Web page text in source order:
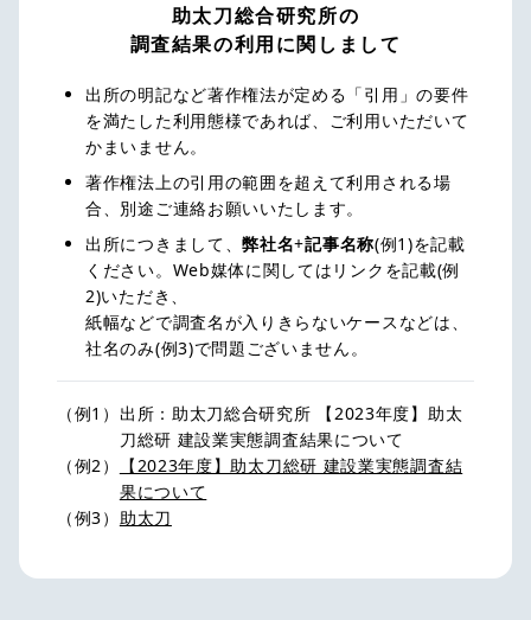
助太刀総合研究所の
調査結果の利用に関しまして
出所の明記など著作権法が定める「引用」の要件
を満たした利用態様であれば、ご利用いただいて
かまいません。
著作権法上の引用の範囲を超えて利用される場
合、別途ご連絡お願いいたします。
出所につきまして、弊社名+記事名称(例1)を記載
ください。Web媒体に関してはリンクを記載(例
2)いただき、
紙幅などで調査名が入りきらないケースなどは、
社名のみ(例3)で問題ございません。
（例1） 出所：助太刀総合研究所 【2023年度】助太
刀総研 建設業実態調査結果について
（例2）
【2023年度】助太刀総研 建設業実態調査結
果について
（例3） 助太刀